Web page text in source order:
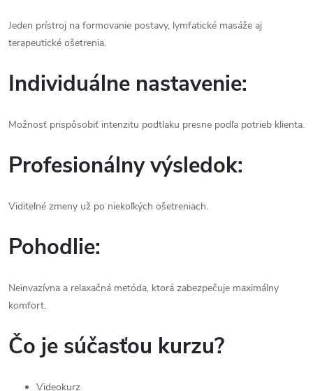
Jeden prístroj na formovanie postavy, lymfatické masáže aj
terapeutické ošetrenia.
Individuálne nastavenie:
Možnosť prispôsobiť intenzitu podtlaku presne podľa potrieb klienta.
Profesionálny výsledok:
Viditeľné zmeny už po niekoľkých ošetreniach.
Pohodlie:
Neinvazívna a relaxačná metóda, ktorá zabezpečuje maximálny
komfort.
Čo je súčasťou kurzu?
Videokurz